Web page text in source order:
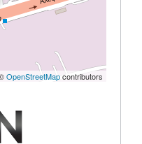
OpenStreetMapcontributors